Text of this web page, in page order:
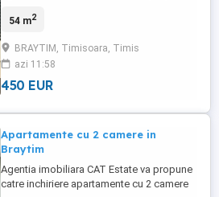
complet mobilat si utilat, amenajat
space cu bucataria, -dormitor, -baie -
balcon -loc de parcare -boxa Pentru alte
detalii nu ezitati sa ma ...
54 m2
BRAYTIM, Timisoara, Timis
azi 11:58
450 EUR
Apartamente cu 2 camere in
Braytim
Agentia imobiliara CAT Estate va propune
catre inchiriere apartamente cu 2 camere